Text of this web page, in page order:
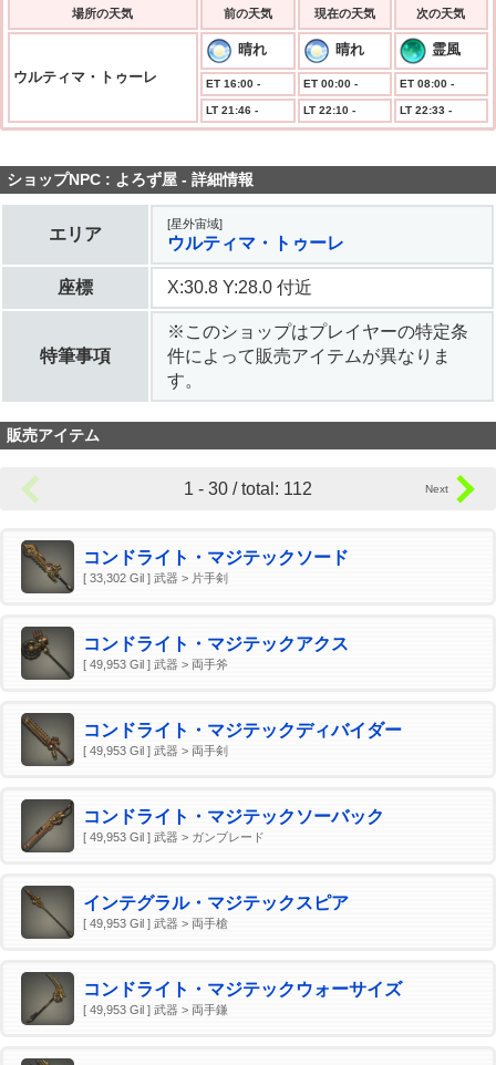
場所の天気 前の天気 現在の天気 次の天気
ウルティマ・トゥーレ
晴れ 晴れ 霊風
ET 16:00 - ET 00:00 - ET 08:00 -
LT 21:46 - LT 22:10 - LT 22:33 -
ショップNPC : よろず屋 - 詳細情報
エリア
[星外宙域]
ウルティマ・トゥーレ
座標 X:30.8 Y:28.0 付近
特筆事項
※このショップはプレイヤーの特定条
件によって販売アイテムが異なりま
す。
販売アイテム
1 - 30 / total: 112
コンドライト・マジテックソード
[ 33,302 Gil ] 武器 > 片手剣
コンドライト・マジテックアクス
[ 49,953 Gil ] 武器 > 両手斧
コンドライト・マジテックディバイダー
[ 49,953 Gil ] 武器 > 両手剣
コンドライト・マジテックソーバック
[ 49,953 Gil ] 武器 > ガンブレード
インテグラル・マジテックスピア
[ 49,953 Gil ] 武器 > 両手槍
コンドライト・マジテックウォーサイズ
[ 49,953 Gil ] 武器 > 両手鎌